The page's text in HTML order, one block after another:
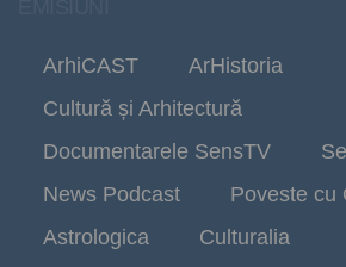
ArhiCAST
ArHistoria
Cultură și Arhitectură
Documentarele SensTV
News Podcast
Poveste cu
Astrologica
Culturalia